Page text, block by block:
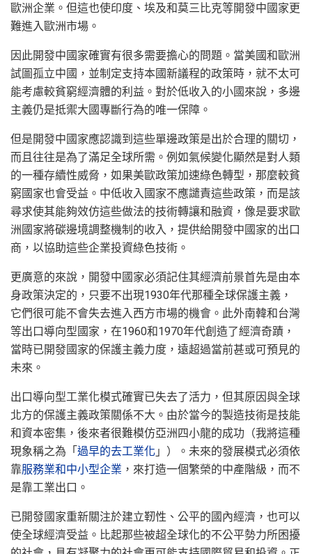
歐洲企業。但這也使印度、埃及和莫三比克等開發中國家更
難進入歐洲市場。
因此開發中國家確實有很多需要擔心的問題。當美國和歐洲
試圖孤立中國，並制定支持本國新議程的政策時，就不太可
能考慮較貧窮經濟體的利益。對於低收入的小國來說，多邊
主義仍是抵禦大國專斷行為的唯一保障。
但是開發中國家應認識到這些單邊政策是出於合理的關切，
而且往往是為了滿足全球所需。例如氣候變化顯然是對人類
的一種存續性威脅，如果美歐政策加速綠色轉型，那麼較貧
窮國家也會受益。中低收入國家不應譴責這些政策，而是該
尋求使其能夠效仿這些做法的技術轉讓和融資，像是要求歐
洲國家將碳邊境調整機制的收入，提供給開發中國家的出口
商，以協助這些企業投資綠色技術。
更廣意的來說，開發中國家必須記住其經濟前景首先是由本
身政策決定的，只要不出現1930年代那種全球保護主義，
它們很可能不會失去進入西方市場的機會。此外南韓和台灣
等出口導向型國家，在1960和1970年代創造了經濟奇蹟，
當時已開發國家的保護主義力度，遠超過當前甚或可預見的
未來。
出口導向型工業化模式確實已失去了活力，但其原因與全球
北方的保護主義政策關係不大。由於當今的製造技術是技能
和資本密集，後來者很難模仿亞洲四小龍的成功（我將這種
現象稱之為「 過早的去工業化 」）。未來的發展模式必須依
靠服務業和中小型企業 ，來打造一個繁榮的中產階級，而不
是靠工業出口。
已開發國家重新關注於建立靭性、公平的國內經濟，也可以
使全球經濟受益。比起那些被超全球化的不公平勢力所困擾